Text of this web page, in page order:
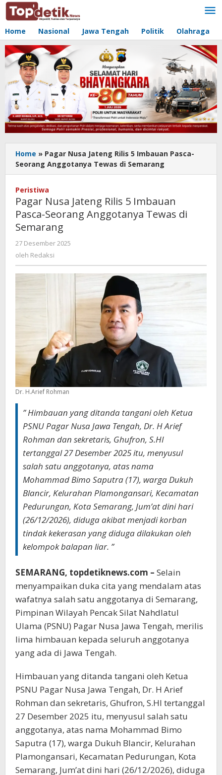
Lewati
Home Nasional Jawa Tengah Politik Olahraga
Home » Pagar Nusa Jateng Rilis 5 Imbauan Pasca-
Seorang Anggotanya Tewas di Semarang
Peristiwa
Pagar Nusa Jateng Rilis 5 Imbauan
Pasca-Seorang Anggotanya Tewas di
Semarang
27 Desember 2025
oleh Redaksi
Dr. H.Arief Rohman
” Himbauan yang ditanda tangani oleh Ketua
PSNU Pagar Nusa Jawa Tengah, Dr. H Arief
Rohman dan sekretaris, Ghufron, S.HI
tertanggal 27 Desember 2025 itu, menyusul
salah satu anggotanya, atas nama
Mohammad Bimo Saputra (17), warga Dukuh
Blancir, Kelurahan Plamongansari, Kecamatan
Pedurungan, Kota Semarang, Jum’at dini hari
(26/12/2026), diduga akibat menjadi korban
tindak kekerasan yang diduga dilakukan oleh
kelompok balapan liar. ”
SEMARANG, topdetiknews.com – Selain
menyampaikan duka cita yang mendalam atas
wafatnya salah satu anggotanya di Semarang,
Pimpinan Wilayah Pencak Silat Nahdlatul
Ulama (PSNU) Pagar Nusa Jawa Tengah, merilis
lima himbauan kepada seluruh anggotanya
yang ada di Jawa Tengah.
Himbauan yang ditanda tangani oleh Ketua
PSNU Pagar Nusa Jawa Tengah, Dr. H Arief
Rohman dan sekretaris, Ghufron, S.HI tertanggal
27 Desember 2025 itu, menyusul salah satu
anggotanya, atas nama Mohammad Bimo
Saputra (17), warga Dukuh Blancir, Kelurahan
Plamongansari, Kecamatan Pedurungan, Kota
Semarang, Jum’at dini hari (26/12/2026), diduga